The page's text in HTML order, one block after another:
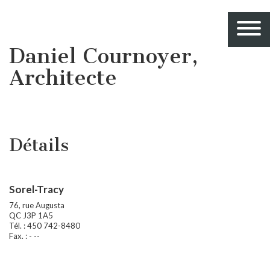
Daniel Cournoyer,
Architecte
Détails
Sorel-Tracy
76, rue Augusta
QC J3P 1A5
Tél. : 450 742-8480
Fax. : - --